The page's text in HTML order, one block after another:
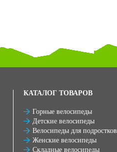
КАТАЛОГ ТОВАРОВ
Горные велосипеды
Детские велосипеды
Велосипеды для подростков
Женские велосипеды
Складные велосипеды